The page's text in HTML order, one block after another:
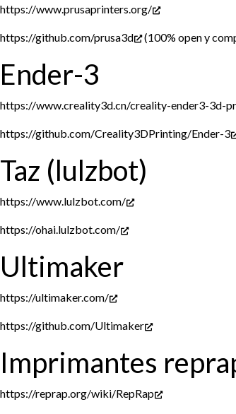
https://www.prusaprinters.org/
https://github.com/prusa3d (100% open y
Ender-3
https://www.creality3d.cn/creality-ender3-3d-
https://github.com/Creality3DPrinting/Ender-3
Taz (lulzbot)
https://www.lulzbot.com/
https://ohai.lulzbot.com/
Ultimaker
https://ultimaker.com/
https://github.com/Ultimaker
Imprimantes
https://reprap.org/wiki/RepRap